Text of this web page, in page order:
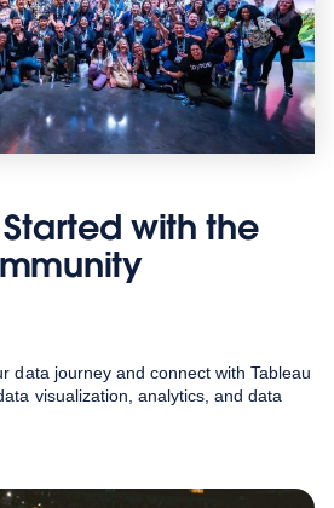
with the
data journey and connect with Tableau
visualization, analytics, and data